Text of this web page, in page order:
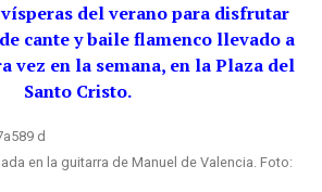
del verano para disfrutar
cante y baile flamenco llevado a
vez en la semana, en la Plaza del
Santo Cristo.
en la guitarra de Manuel de Valencia. Foto: